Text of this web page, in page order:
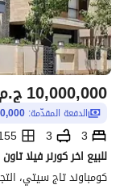
ج.م10,000,000
الدفعة المقدّمة:
3
3
155 متر
كومباوند تاج سيتي،